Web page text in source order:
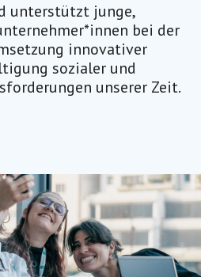
unterstützt junge,
bei der
innovativer
sozialer und
unserer Zeit.